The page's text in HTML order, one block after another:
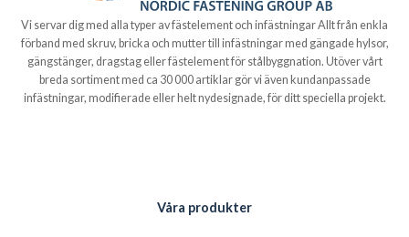
Vi servar dig med alla typer av fästelement och infästningar Allt från enkla
förband med skruv, bricka och mutter till infästningar med gängade hylsor,
gängstänger, dragstag eller fästelement för stålbyggnation. Utöver vårt
breda sortiment med ca 30 000 artiklar gör vi även kundanpassade
infästningar, modifierade eller helt nydesignade, för ditt speciella projekt.
Våra produkter